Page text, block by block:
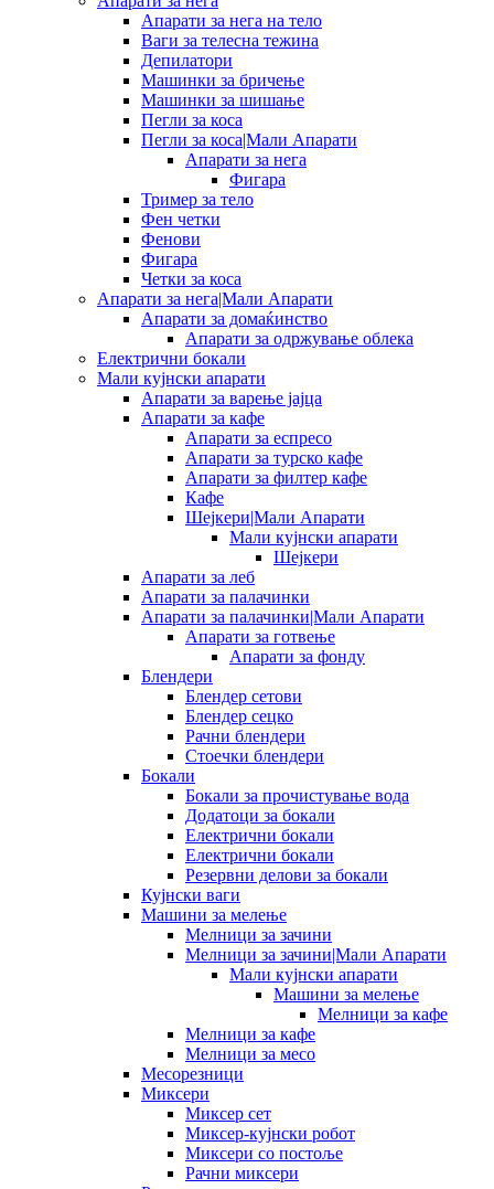
Апарати за нега на тело
Ваги за телесна тежина
Депилатори
Машинки за бричење
Машинки за шишање
Пегли за коса
Пегли за коса|Мали Апарати
Апарати за нега
Фигара
Тример за тело
Фен четки
Фенови
Фигара
Четки за коса
Апарати за нега|Мали Апарати
Апарати за домаќинство
Апарати за одржување облека
Електрични бокали
Мали кујнски апарати
Апарати за варење јајца
Апарати за кафе
Апарати за еспресо
Апарати за турско кафе
Апарати за филтер кафе
Кафе
Шејкери|Мали Апарати
Мали кујнски апарати
Шејкери
Апарати за леб
Апарати за палачинки
Апарати за палачинки|Мали Апарати
Апарати за готвење
Апарати за фонду
Блендери
Блендер сетови
Блендер сецко
Рачни блендери
Стоечки блендери
Бокали
Бокали за прочистување вода
Додатоци за бокали
Електрични бокали
Електрични бокали
Резервни делови за бокали
Кујнски ваги
Машини за мелење
Мелници за зачини
Мелници за зачини|Мали Апарати
Мали кујнски апарати
Машини за мелење
Мелници за кафе
Мелници за кафе
Мелници за месо
Месорезници
Миксери
Миксер сет
Миксер-кујнски робот
Миксери со постоље
Рачни миксери